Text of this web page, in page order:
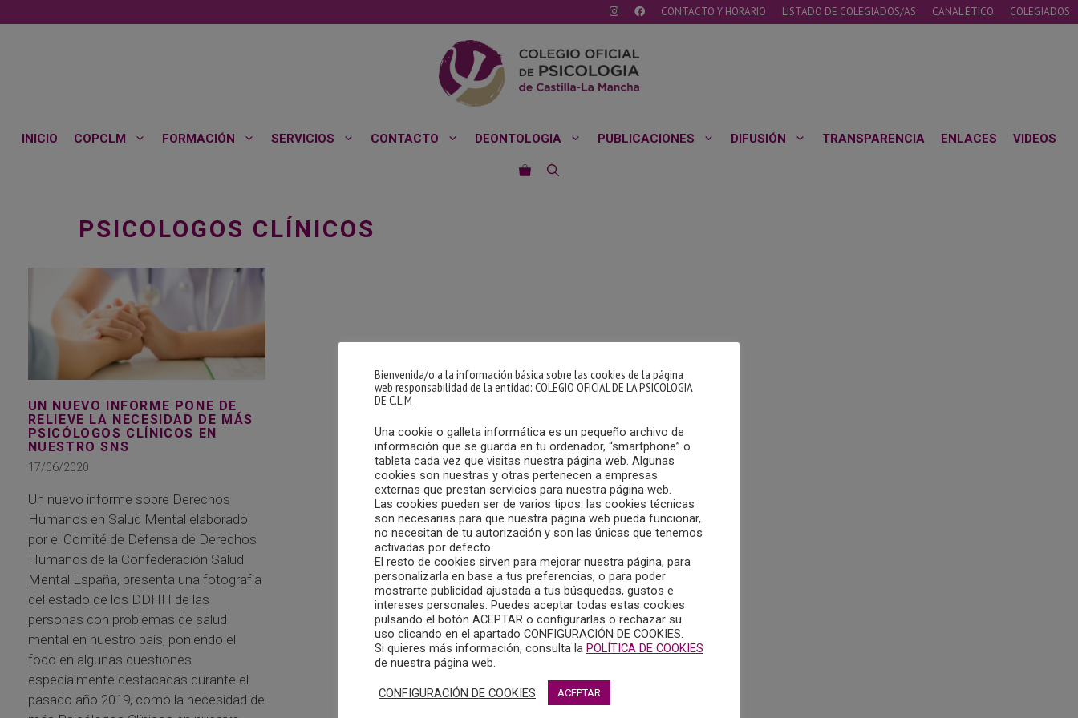
al
CONTACTO Y HORARIO LISTADO DE COLEGIADOS/AS CANAL ÉTICO COLEGIADOS
INICIO COPCLM FORMACIÓN SERVICIOS CONTACTO DEONTOLOGIA PUBLICACIONES DIFUSIÓN TRANSPARENCIA ENLACES VIDEOS
PSICOLOGOS CLÍNICOS
UN NUEVO INFORME PONE DE
RELIEVE LA NECESIDAD DE MÁS
PSICÓLOGOS CLÍNICOS EN
NUESTRO SNS
17/06/2020
Un nuevo informe sobre Derechos
Humanos en Salud Mental elaborado
por el Comité de Defensa de Derechos
Humanos de la Confederación Salud
Mental España, presenta una fotografía
del estado de los DDHH de las
personas con problemas de salud
mental en nuestro país, poniendo el
foco en algunas cuestiones
especialmente destacadas durante el
pasado año 2019, como la necesidad de
Bienvenida/o a la información básica sobre las cookies de la página
web responsabilidad de la entidad: COLEGIO OFICIAL DE LA PSICOLOGIA
DE C.L.M
Una cookie o galleta informática es un pequeño archivo de
información que se guarda en tu ordenador, “smartphone” o
tableta cada vez que visitas nuestra página web. Algunas
cookies son nuestras y otras pertenecen a empresas
externas que prestan servicios para nuestra página web.
Las cookies pueden ser de varios tipos: las cookies técnicas
son necesarias para que nuestra página web pueda funcionar,
no necesitan de tu autorización y son las únicas que tenemos
activadas por defecto.
El resto de cookies sirven para mejorar nuestra página, para
personalizarla en base a tus preferencias, o para poder
mostrarte publicidad ajustada a tus búsquedas, gustos e
intereses personales. Puedes aceptar todas estas cookies
pulsando el botón ACEPTAR o configurarlas o rechazar su
uso clicando en el apartado CONFIGURACIÓN DE COOKIES.
Si quieres más información, consulta la POLÍTICA DE COOKIES
de nuestra página web.
CONFIGURACIÓN DE COOKIES ACEPTAR